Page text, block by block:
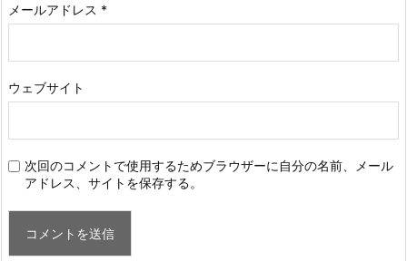
メールアドレス *
ウェブサイト
次回のコメントで使用するためブラウザーに自分の名前、メール
アドレス、サイトを保存する。